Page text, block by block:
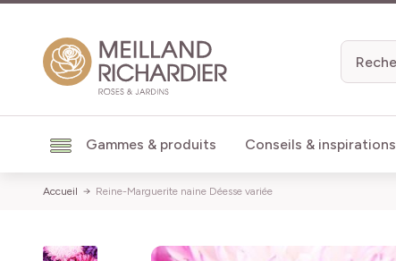
Gammes & produits Conseils & inspirations
Accueil Reine-Marguerite naine Déesse variée